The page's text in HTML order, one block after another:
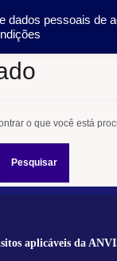
o que você está
aplicáveis da
dados pessoais de